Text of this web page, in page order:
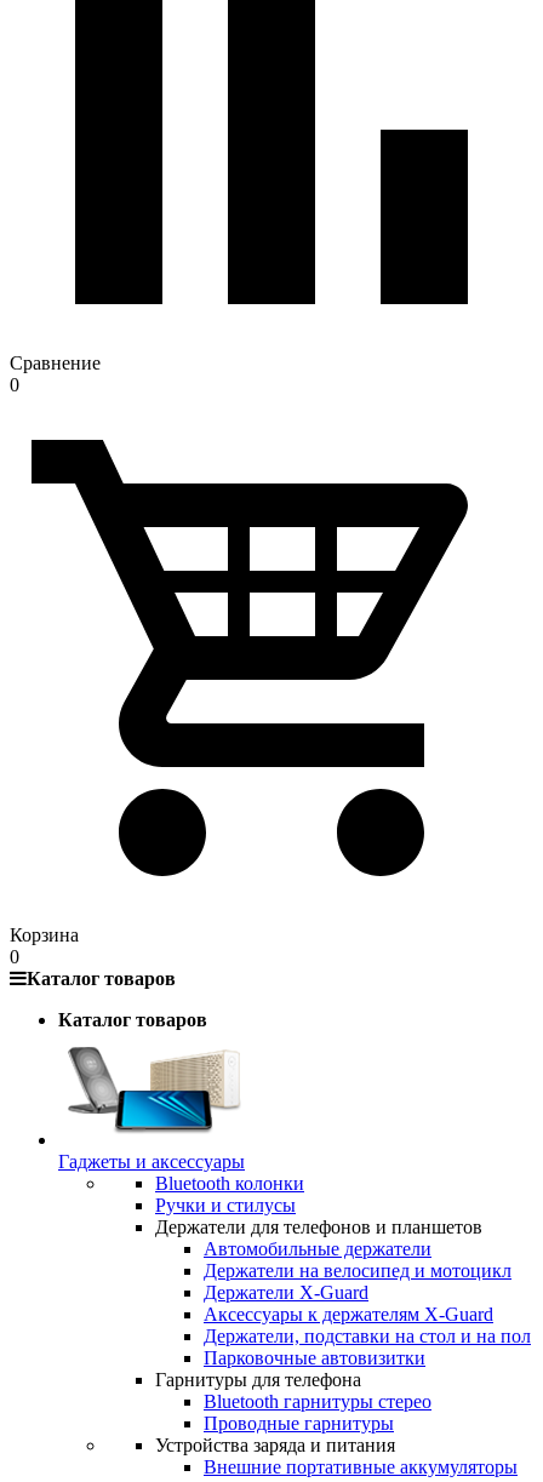
Сравнение
0
Корзина
0
Каталог товаров
Каталог товаров
Гаджеты и аксессуары
Bluetooth колонки
Ручки и стилусы
Держатели для телефонов и планшетов
Автомобильные держатели
Держатели на велосипед и мотоцикл
Держатели X-Guard
Аксессуары к держателям X-Guard
Держатели, подставки на стол и на пол
Парковочные автовизитки
Гарнитуры для телефона
Bluetooth гарнитуры стерео
Проводные гарнитуры
Устройства заряда и питания
Внешние портативные аккумуляторы